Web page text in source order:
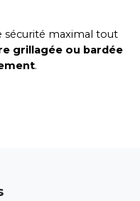
sécurité maximal tout
grillagée ou bardée
.